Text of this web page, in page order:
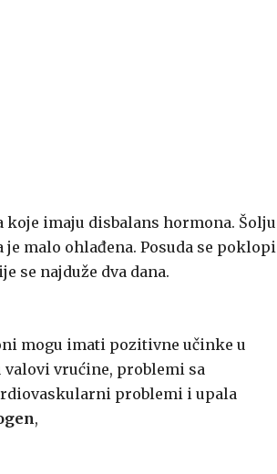
imaju disbalans hormona. Šolju
malo ohlađena. Posuda se poklopi
se najduže dva dana.
mogu imati pozitivne učinke u
valovi vrućine, problemi sa
problemi i upala
,